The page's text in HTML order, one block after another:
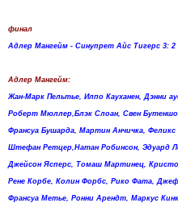
финал
Адлер Мангейм - Синупрет Айс Тигерс 3: 2
Адлер Мангейм:
Жан-Марк Пельтье, Илпо Кауханен, Дэнни
Роберт Мюллер,Блэк Слоан, Свен
Франсуа Бушарда, Мартин Анчичка, Феликс
Штефан Ретцер,Натан Робинсон, Эдуард
Джейсон Ясперс, Томаш Мартинец,
Рене Корбе, Колин Форбс, Рико Фата,
Франсуа Метье, Ронни Арендт, Маркус